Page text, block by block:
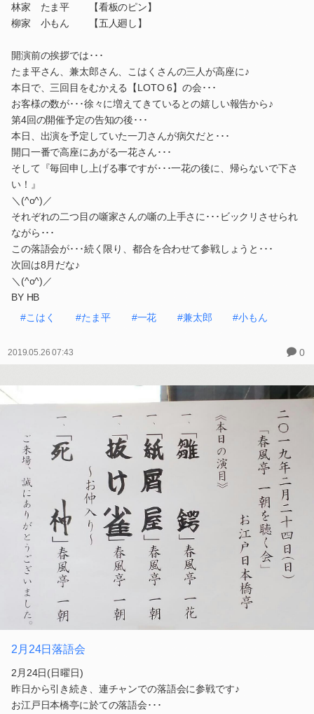
林家 たま平 【看板のピン】
柳家 小もん 【五人廻し】
開演前の挨拶では･･･
たま平さん、兼太郎さん、こはくさんの三人が高座に♪
本日で、三回目をむかえる【LOTO 6】の会･･･
お客様の数が･･･徐々に増えてきているとの嬉しい報告から♪
第4回の開催予定の告知の後･･･
本日、出演を予定していた一刀さんが病欠だと･･･
開口一番で高座にあがる一花さん･･･
そして『毎回申し上げる事ですが･･･一花の後に、帰らないで下さ
い！』
＼(^o^)／
それぞれの二つ目の噺家さんの噺の上手さに･･･ビックリさせられ
ながら･･･
この落語会が･･･続く限り、都合を合わせて参戦しょうと･･･
次回は8月だな♪
＼(^o^)／
BY HB
#こはく
#たま平 #一花 #兼太郎 #小もん
2019.05.26 07:43 0
2月24日落語会
2月24日(日曜日)
昨日から引き続き、連チャンでの落語会に参戦です♪
お江戸日本橋亭に於ての落語会･･･